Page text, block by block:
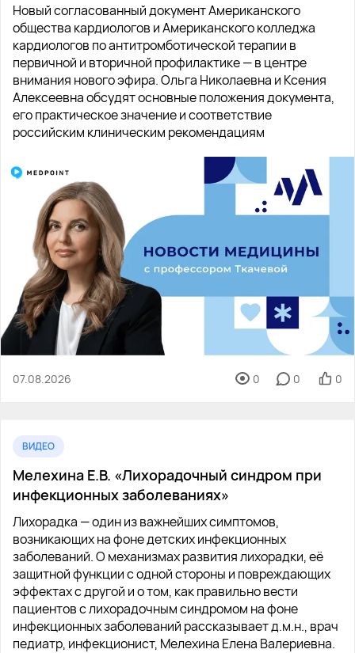
Новый согласованный документ Американского
общества кардиологов и Американского колледжа
кардиологов по антитромботической терапии в
первичной и вторичной профилактике — в центре
внимания нового эфира. Ольга Николаевна и Ксения
Алексеевна обсудят основные положения документа,
его практическое значение и соответствие
российским клиническим рекомендациям
07.08.2026 0 0 0
ВИДЕО
Мелехина Е.В. «Лихорадочный синдром при
инфекционных заболеваниях»
Лихорадка — один из важнейших симптомов,
возникающих на фоне детских инфекционных
заболеваний. О механизмах развития лихорадки, её
защитной функции с одной стороны и повреждающих
эффектах с другой и о том, как правильно вести
пациентов с лихорадочным синдромом на фоне
инфекционных заболеваний рассказывает д.м.н., врач
педиатр, инфекционист, Мелехина Елена Валериевна.